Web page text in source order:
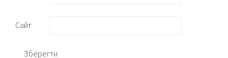
Сайт
Зберегти